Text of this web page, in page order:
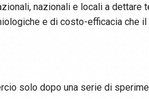
nazionali e locali a dettare
e di costo-efficacia che
solo dopo una serie di